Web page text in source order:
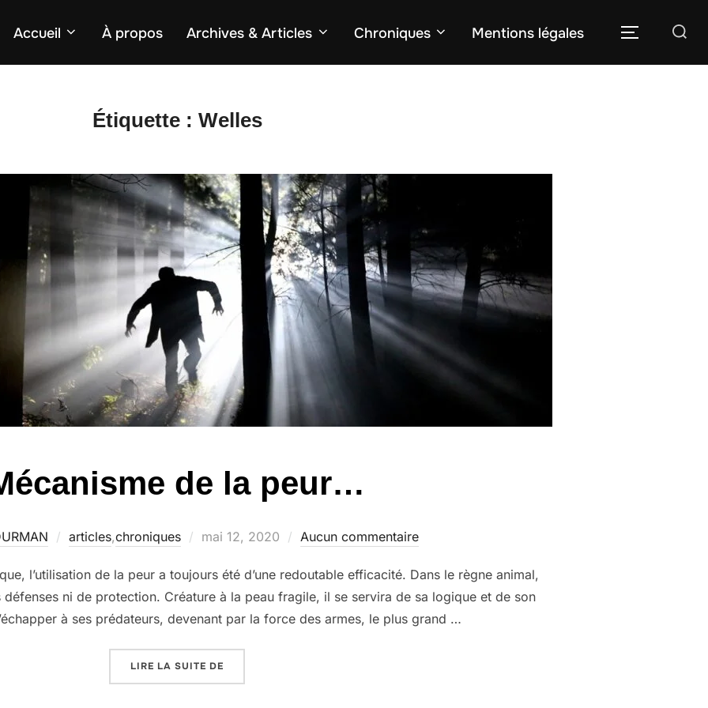
Accueil À propos Archives & Articles Chroniques Mentions légales Rechercher :
Étiquette : Welles
de la peur…
articles,chroniques
Publié
mai 12, 2020 Aucun commentaire
l’utilisation de la peur a toujours été d’une redoutable efficacité. Dans le règne animal,
défenses ni de protection. Créature à la peau fragile, il se servira de sa logique et de son
à ses prédateurs, devenant par la force des armes, le plus grand …
LIRE LA SUITE DE